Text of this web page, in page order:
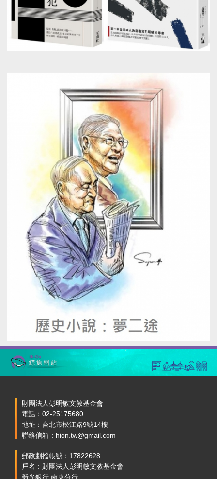
財團法人彭明敏文教基金會
電話：02-25175680
地址：台北市松江路9號14樓
聯絡信箱：hion.tw@gmail.com
郵政劃撥帳號：17822628
戶名：財團法人彭明敏文教基金會
新光銀行 南東分行